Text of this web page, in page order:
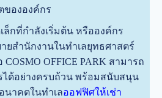
ขององค์กร
ล็กที่กำลังเริ่มต้น หรือองค์กร
สำนักงานในทำเลยุทธศาสตร์
OFFICE PARK สามารถ
ได้อย่างครบถ้วน พร้อมสนับสนุน
นาคตในทำเลออฟฟิศให้เช่า